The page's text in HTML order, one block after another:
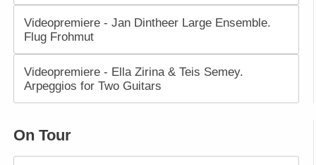
Videopremiere - Jan Dintheer Large Ensemble.
Flug Frohmut
Videopremiere - Ella Zirina & Teis Semey.
Arpeggios for Two Guitars
On Tour